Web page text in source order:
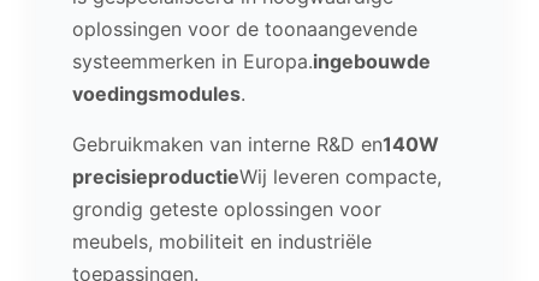
oplossingen voor de toonaangevende
systeemmerken in Europa.ingebouwde
voedingsmodules.
Gebruikmaken van interne R&D en140W
precisieproductieWij leveren compacte,
grondig geteste oplossingen voor
meubels, mobiliteit en industriële
toepassingen.